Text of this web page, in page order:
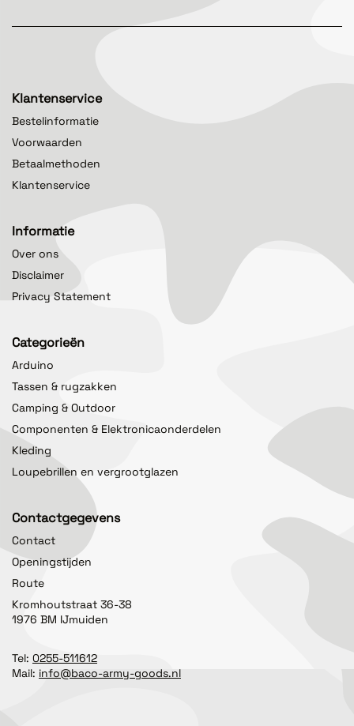
Klantenservice
Bestelinformatie
Voorwaarden
Betaalmethoden
Klantenservice
Informatie
Over ons
Disclaimer
Privacy Statement
Categorieën
Arduino
Tassen & rugzakken
Camping & Outdoor
Componenten & Elektronicaonderdelen
Kleding
Loupebrillen en vergrootglazen
Contactgegevens
Contact
Openingstijden
Route
Kromhoutstraat 36-38
1976 BM IJmuiden
Tel: 0255-511612
Mail: info@baco-army-goods.nl